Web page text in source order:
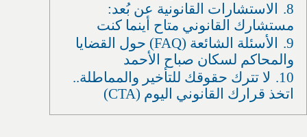
8.
الاستشارات القانونية عن بُعد:
مستشارك القانوني متاح أينما كنت
9.
الأسئلة الشائعة (FAQ) حول القضايا
والمحاكم لسكان صباح الأحمد
10.
لا تترك حقوقك للتأخير والمماطلة..
اتخذ قرارك القانوني اليوم (CTA)